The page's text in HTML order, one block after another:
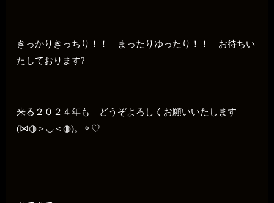
きっかりきっちり！！ まったりゆったり！！ お待ちい
たしております?
来る２０２４年も どうぞよろしくお願いいたします
(⋈◍＞◡＜◍)。✧♡